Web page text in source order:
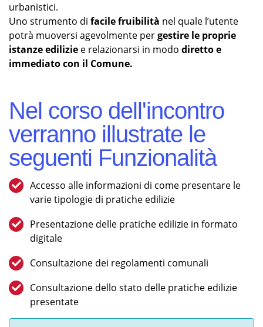
urbanistici.
Uno strumento di facile fruibilità nel quale l’utente
potrà muoversi agevolmente pergestire le proprie
istanze edilizie e relazionarsi in modo diretto e
immediato con il Comune.
Nel corso dell'incontro
verranno illustrate le
seguenti Funzionalità
Accesso alle informazioni di come presentare le
varie tipologie di pratiche edilizie
Presentazione delle pratiche edilizie in formato
digitale
Consultazione dei regolamenti comunali
Consultazione dello stato delle pratiche edilizie
presentate